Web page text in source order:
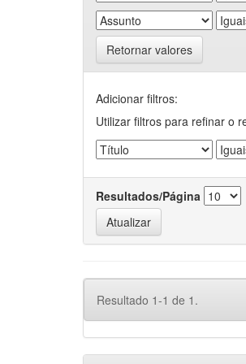
Retornar valores
Adicionar filtros:
Utilizar filtros para refinar o
Resultados/Página
Resultado 1-1 de 1.